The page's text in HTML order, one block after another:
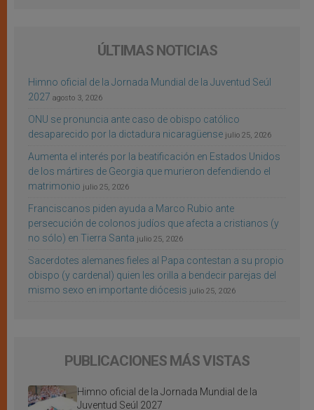
ÚLTIMAS NOTICIAS
Himno oficial de la Jornada Mundial de la Juventud Seúl
2027 agosto 3, 2026
ONU se pronuncia ante caso de obispo católico
desaparecido por la dictadura nicaragüense julio 25, 2026
Aumenta el interés por la beatificación en Estados Unidos
de los mártires de Georgia que murieron defendiendo el
matrimonio julio 25, 2026
Franciscanos piden ayuda a Marco Rubio ante
persecución de colonos judíos que afecta a cristianos (y
no sólo) en Tierra Santa julio 25, 2026
Sacerdotes alemanes fieles al Papa contestan a su propio
obispo (y cardenal) quien les orilla a bendecir parejas del
mismo sexo en importante diócesis julio 25, 2026
PUBLICACIONES MÁS VISTAS
Himno oficial de la Jornada Mundial de la
Juventud Seúl 2027